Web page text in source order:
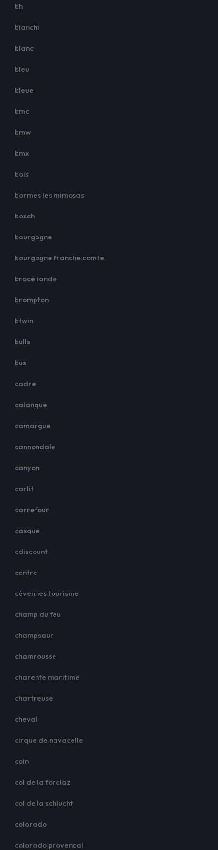
bh
bianchi
blanc
bleu
bleue
bmc
bmw
bmx
bois
bormes les mimosas
bosch
bourgogne
bourgogne franche comte
brocéliande
brompton
btwin
bulls
bus
cadre
calanque
camargue
cannondale
canyon
carlit
carrefour
casque
cdiscount
centre
cévennes tourisme
champ du feu
champsaur
chamrousse
charente maritime
chartreuse
cheval
cirque de navacelle
coin
col de la forclaz
col de la schlucht
colorado
colorado provencal